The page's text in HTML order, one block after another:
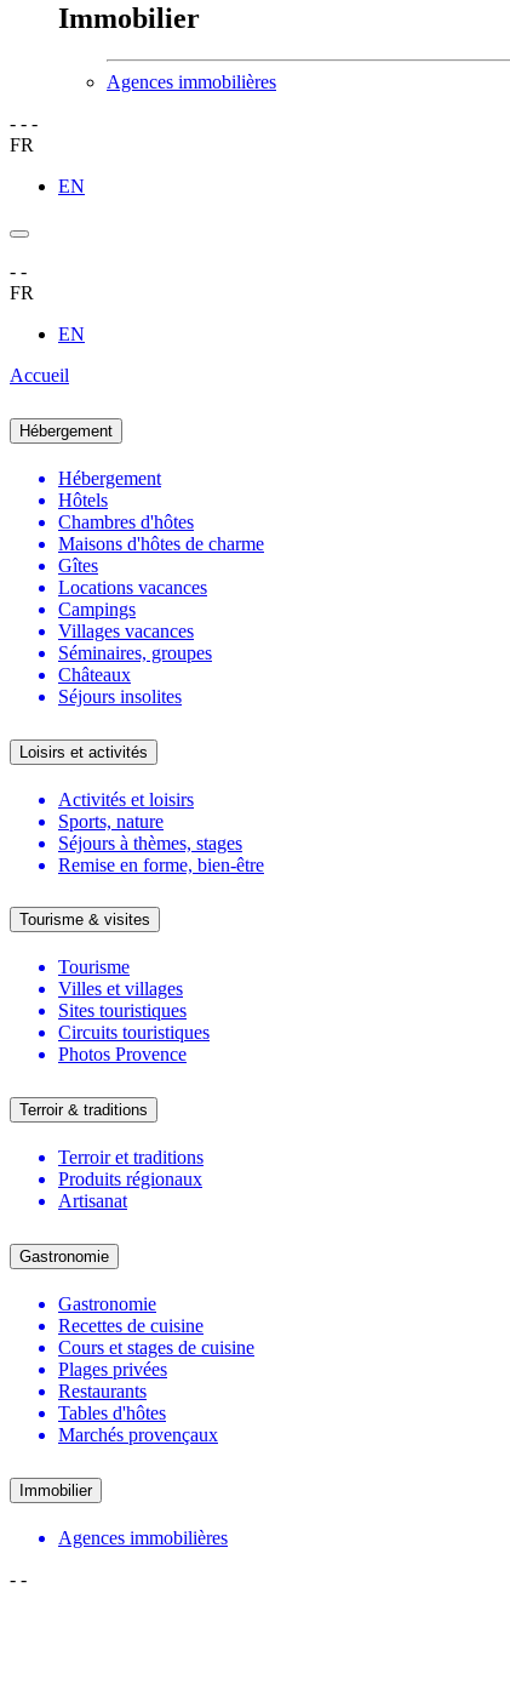
Immobilier
Agences immobilières
- - -
FR
EN
- -
FR
EN
Accueil
Hébergement
Hébergement
Hôtels
Chambres d'hôtes
Maisons d'hôtes de charme
Gîtes
Locations vacances
Campings
Villages vacances
Séminaires, groupes
Châteaux
Séjours insolites
Loisirs et activités
Activités et loisirs
Sports, nature
Séjours à thèmes, stages
Remise en forme, bien-être
Tourisme & visites
Tourisme
Villes et villages
Sites touristiques
Circuits touristiques
Photos Provence
Terroir & traditions
Terroir et traditions
Produits régionaux
Artisanat
Gastronomie
Gastronomie
Recettes de cuisine
Cours et stages de cuisine
Plages privées
Restaurants
Tables d'hôtes
Marchés provençaux
Immobilier
Agences immobilières
- -